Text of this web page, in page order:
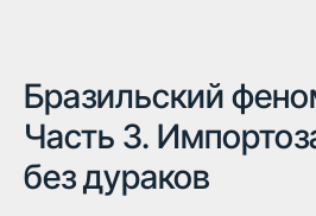
Бразильский
Часть 3.
без дураков